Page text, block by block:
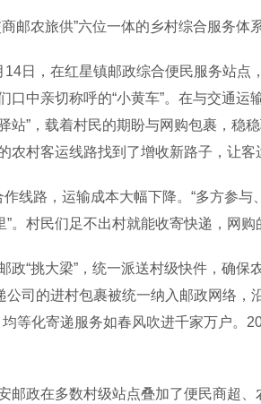
农旅供”六位一体的乡村综合服务体
日，在红星镇邮政综合便民服务站点
中亲切称呼的“小黄车”。在与交通运
站”，载着村民的期盼与网购包裹，稳
农村客运线路找到了增收新路子，让客
路，运输成本大幅下降。“多方参与
。村民们足不出村就能收寄快递，网购
“挑大梁”，统一派送村级快件，确保
公司的进村包裹被统一纳入邮政网络，
等化寄递服务如春风吹进千家万户。
政在多数村级站点叠加了便民商超、